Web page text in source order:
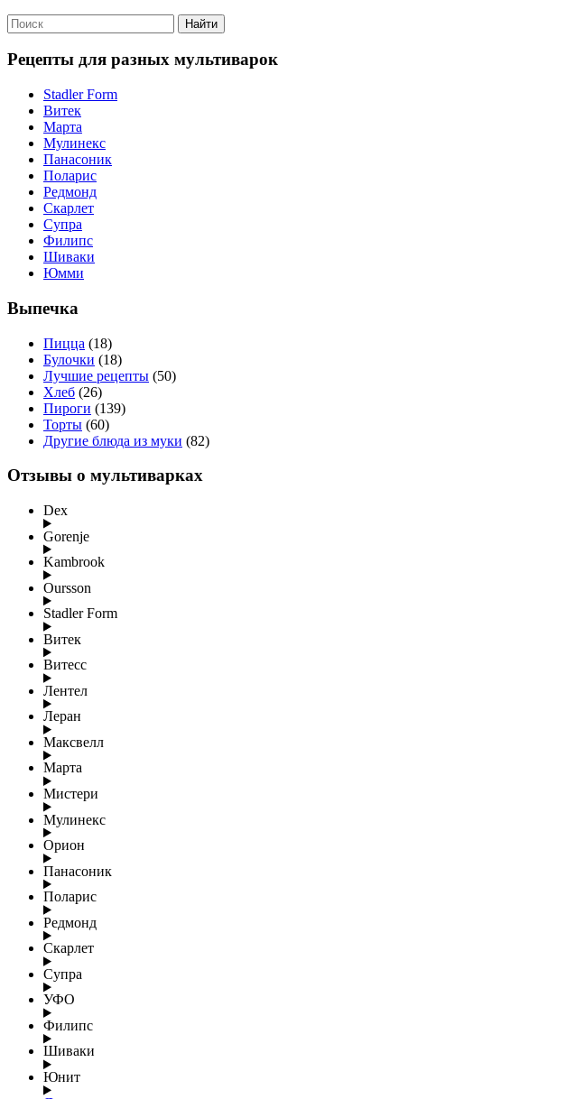
Рецепты для разных мультиварок
Stadler Form
Витек
Марта
Мулинекс
Панасоник
Поларис
Редмонд
Скарлет
Супра
Филипс
Шиваки
Юмми
Выпечка
Пицца (18)
Булочки (18)
Лучшие рецепты (50)
Хлеб (26)
Пироги (139)
Торты (60)
Другие блюда из муки (82)
Отзывы о мультиварках
Dex
Gorenje
Kambrook
Oursson
Stadler Form
Витек
Витесс
Лентел
Леран
Максвелл
Марта
Мистери
Мулинекс
Орион
Панасоник
Поларис
Редмонд
Скарлет
Супра
УФО
Филипс
Шиваки
Юнит